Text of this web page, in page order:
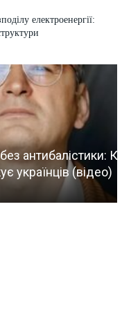
електроенергії:
Кулеба
(відео)